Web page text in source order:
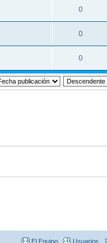
0
0
0
Usuarios
El Equipo